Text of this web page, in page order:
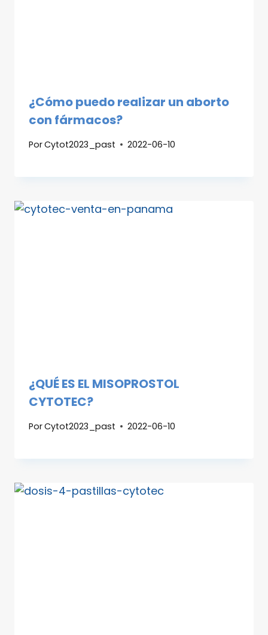
¿Cómo puedo realizar un aborto
con fármacos?
PorCytot2023_past 2022-06-10
¿QUÉ ES EL MISOPROSTOL
CYTOTEC?
PorCytot2023_past 2022-06-10